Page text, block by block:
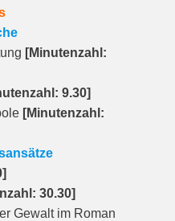
[Minutenzahl:
9.30]
[Minutenzahl:
30.30]
Gewalt im Roman